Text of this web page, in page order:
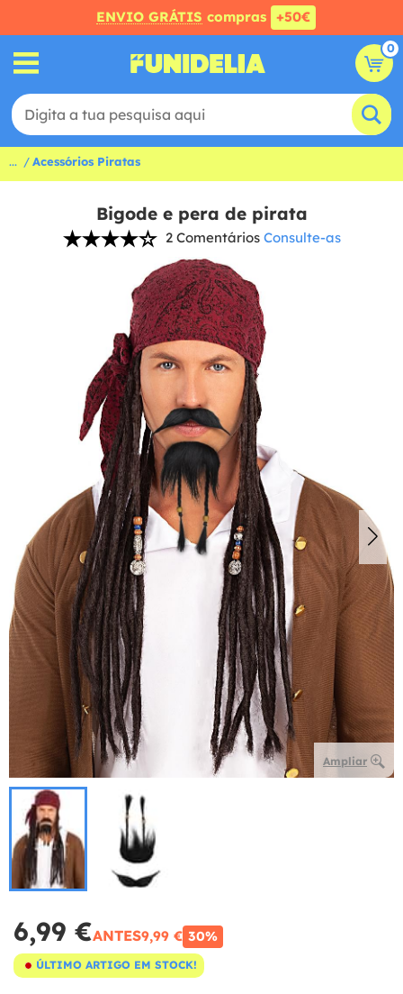
ENVIO GRÁTIS compras +50€
0
... Acessórios Piratas
Bigode e pera de pirata
2 Comentários Consulte-as
Ampliar
6,99 €ANTES9,99 € 30%
ÚLTIMO ARTIGO EM STOCK!